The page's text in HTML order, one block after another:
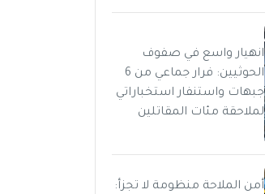
انهيار واسع في صفوف
الحوثيين: فرار جماعي من 6
جبهات واستنفار استخباراتي
لملاحقة مئات المقاتلين
أمن الملاحة منظومة لا تجزأ: